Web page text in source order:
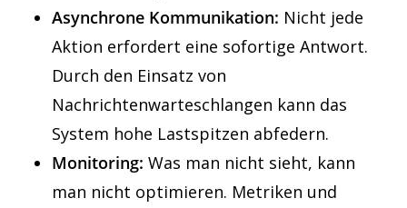
Asynchrone Kommunikation: Nicht jede
Aktion erfordert eine sofortige Antwort.
Durch den Einsatz von
Nachrichtenwarteschlangen kann das
System hohe Lastspitzen abfedern.
Monitoring: Was man nicht sieht, kann
man nicht optimieren. Metriken und